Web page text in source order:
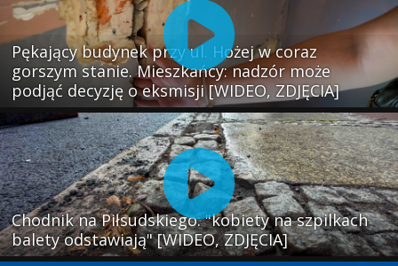
Pękający budynek przy ul. Hożej w coraz
gorszym stanie. Mieszkańcy: nadzór może
podjąć decyzję o eksmisji [WIDEO, ZDJĘCIA]
Chodnik na Piłsudskiego: "kobiety na szpilkach
balety odstawiają" [WIDEO, ZDJĘCIA]